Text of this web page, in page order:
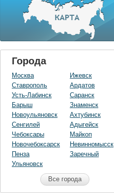
Города
Москва
Ставрополь
Усть-Лабинск
Барыш
Новоульяновск
Сенгилей
Чебоксары
Новочебоксарск
Пенза
Ульяновск
Ижевск
Ардатов
Саранск
Знаменск
Ахтубинск
Адыгейск
Майкоп
Невинномысск
Заречный
Все города